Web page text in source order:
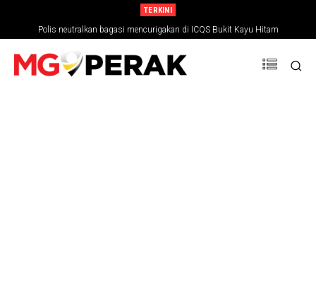
TERKINI
Polis neutralkan bagasi mencurigakan di ICQS Bukit Kayu Hitam